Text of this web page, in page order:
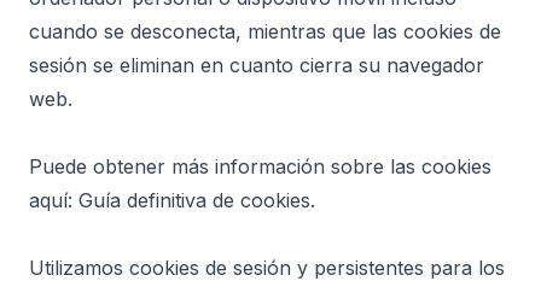
cuando se desconecta, mientras que las cookies de
sesión se eliminan en cuanto cierra su navegador
web.
Puede obtener más información sobre las cookies
aquí: Guía definitiva de cookies.
Utilizamos cookies de sesión y persistentes para los